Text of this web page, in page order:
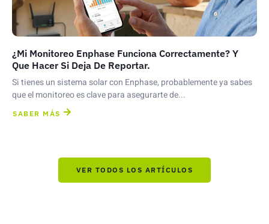
¿Mi Monitoreo Enphase Funciona Correctamente? Y
Que Hacer Si Deja De Reportar.
Si tienes un sistema solar con Enphase, probablemente ya sabes
que el monitoreo es clave para asegurarte de...
SABER MÁS
VER TODOS LOS ARTÍCULOS